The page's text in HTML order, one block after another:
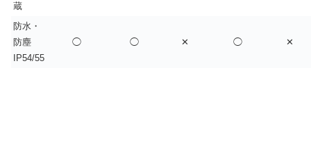
蔵
防水・
防塵
IP54/55
◯ ◯ ✕ ◯ ✕